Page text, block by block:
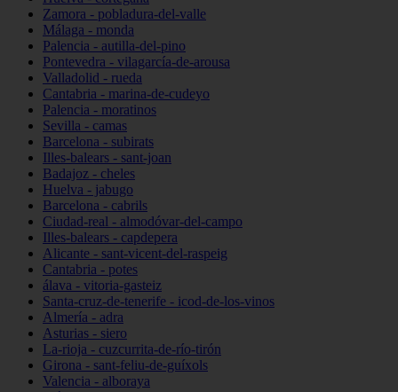
Zamora - pobladura-del-valle
Málaga - monda
Palencia - autilla-del-pino
Pontevedra - vilagarcía-de-arousa
Valladolid - rueda
Cantabria - marina-de-cudeyo
Palencia - moratinos
Sevilla - camas
Barcelona - subirats
Illes-balears - sant-joan
Badajoz - cheles
Huelva - jabugo
Barcelona - cabrils
Ciudad-real - almodóvar-del-campo
Illes-balears - capdepera
Alicante - sant-vicent-del-raspeig
Cantabria - potes
álava - vitoria-gasteiz
Santa-cruz-de-tenerife - icod-de-los-vinos
Almería - adra
Asturias - siero
La-rioja - cuzcurrita-de-río-tirón
Girona - sant-feliu-de-guíxols
Valencia - alboraya